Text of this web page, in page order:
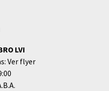
LVI
Ver flyer